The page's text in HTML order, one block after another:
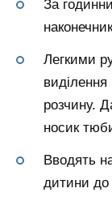
За
Легкими
виділення
розчину.
носик
Вводять
дитини до